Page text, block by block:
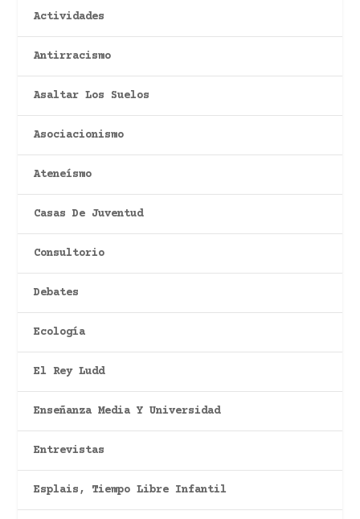
Actividades
Antirracismo
Asaltar Los Suelos
Asociacionismo
Ateneísmo
Casas De Juventud
Consultorio
Debates
Ecología
El Rey Ludd
Enseñanza Media Y Universidad
Entrevistas
Esplais, Tiempo Libre Infantil